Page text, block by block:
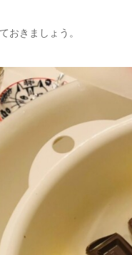
おきましょう。